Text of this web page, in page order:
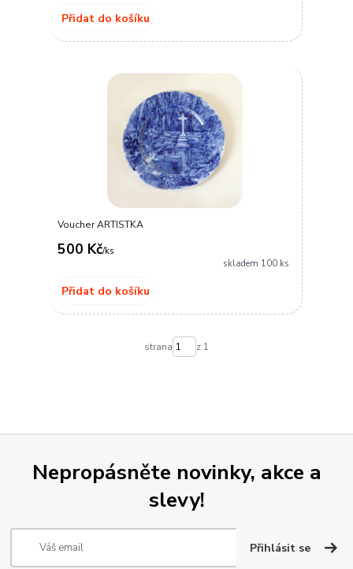
Přidat do košíku
Voucher ARTISTKA
500 Kč/ks
skladem 100 ks
Přidat do košíku
strana z 1
Nepropásněte novinky, akce a
slevy!
Přihlásit se